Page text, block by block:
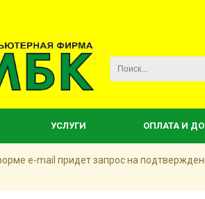
УСЛУГИ ОПЛАТА И
e-mail придет запрос на